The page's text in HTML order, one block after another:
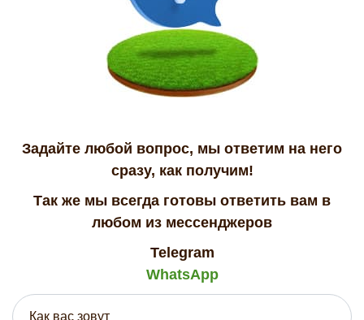
Задайте любой вопрос, мы ответим на него
сразу, как получим!
Так же мы всегда готовы ответить вам в
любом из мессенджеров
Telegram
WhatsApp